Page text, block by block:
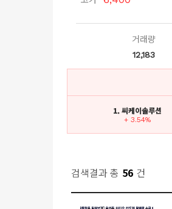
거래량
12,183
1. 씨케이솔루션
+ 3.54%
검색결과 총 56 건